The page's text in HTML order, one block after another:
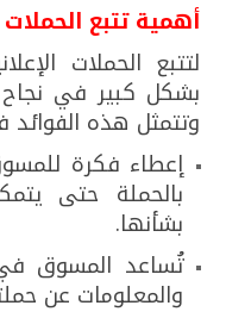
أهمية تتبع الحملات
لتتبع الحملات
بشكل كبير في نجاح
وتتمثل هذه الفوائد
إعطاء فكرة
بالحملة حتى
بشأنها.
تُساعد المسوق
والمعلومات عن